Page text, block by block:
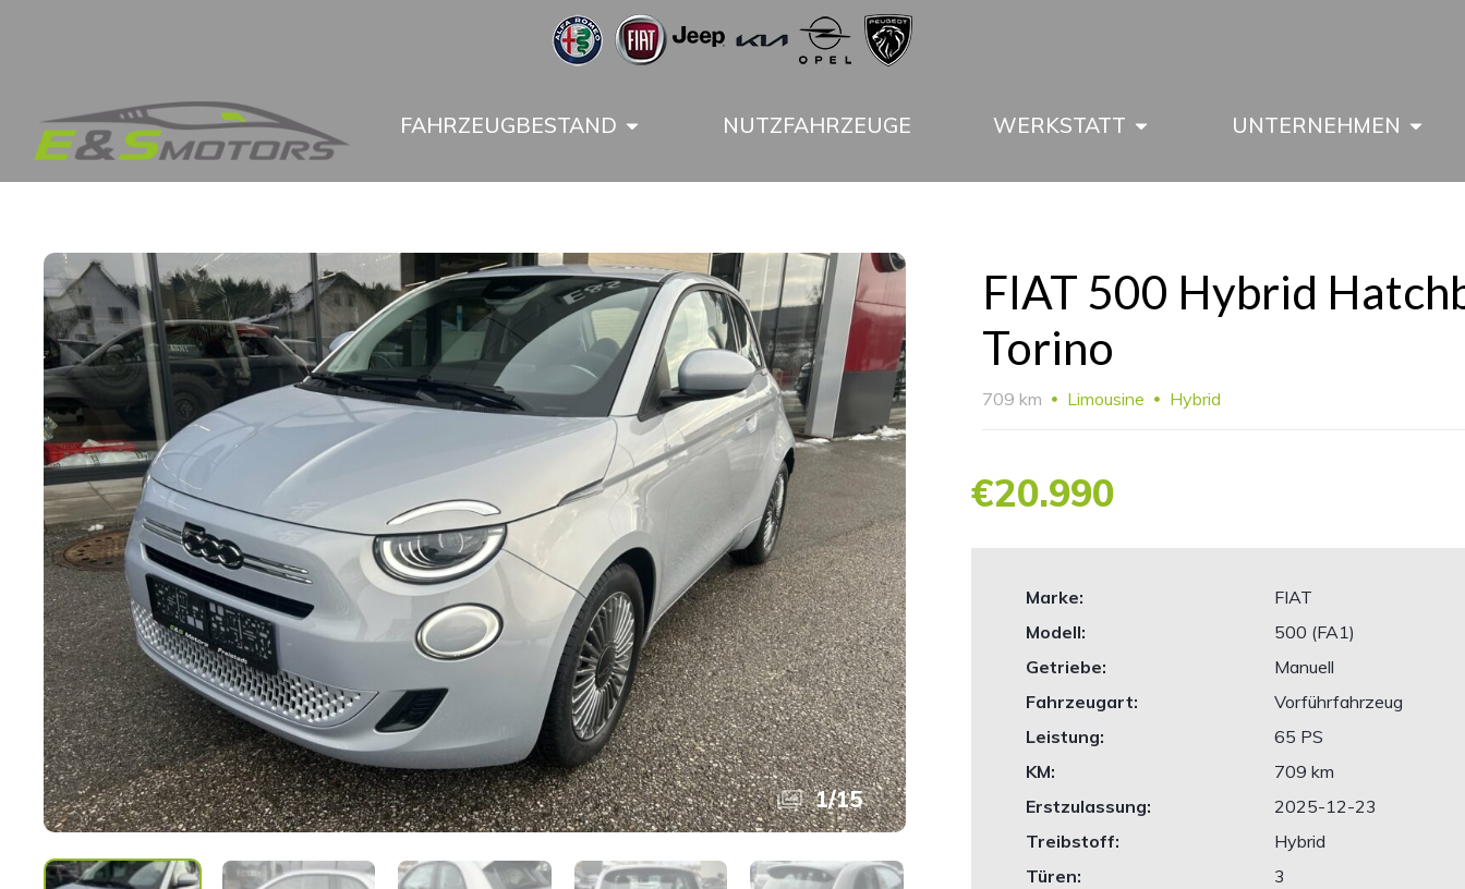
FAHRZEUGBESTAND NUTZFAHRZEUGE WERKSTATT UNTERNEHMEN
1/15
FIAT 500 Hybrid
Torino
709 km Limousine Hybrid
€20.990
Marke:
FIAT
Modell:
500 (FA1)
Getriebe:
Manuell
Fahrzeugart:
Vorführfahrzeug
Leistung:
65 PS
KM:
709 km
Erstzulassung:
2025-12-23
Treibstoff:
Hybrid
Türen:
3